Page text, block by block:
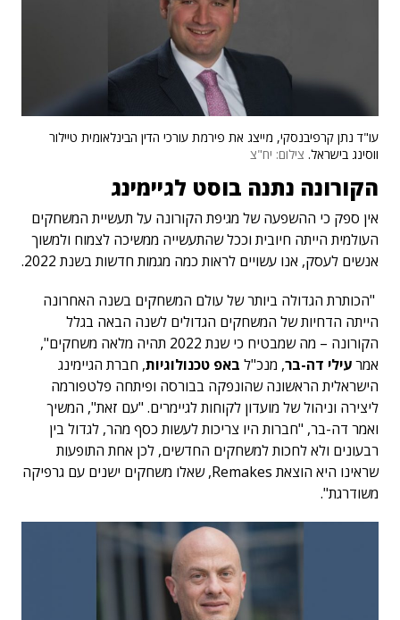
עו"ד נתן קרפיבנסקי, מייצג את פירמת עורכי הדין הבינלאומית טיילור
ווסינג בישראל. צילום: יח"צ
הקורונה נתנה בוסט לגיימינג
אין ספק כי ההשפעה של מגיפת הקורונה על תעשיית המשחקים
העולמית הייתה חיובית וככל שהתעשייה ממשיכה לצמוח ולמשוך
אנשים לעסק, אנו עשויים לראות כמה מגמות חדשות בשנת 2022.
"הכותרת הגדולה ביותר של עולם המשחקים בשנה האחרונה
הייתה הדחיות של המשחקים הגדולים לשנה הבאה בגלל
הקורונה – מה שמבטיח כי שנת 2022 תהיה מלאה משחקים",
אמרעילי דה-בר, מנכ"ל באפ טכנולוגיות, חברת הגיימינג
הישראלית הראשונה שהונפקה בבורסה ופיתחה פלטפורמה
ליצירה וניהול של מועדון לקוחות לגיימרים. "עם זאת", המשיך
ואמר דה-בר, "חברות היו צריכות לעשות כסף מהר, לגדול בין
רבעונים ולא לחכות למשחקים החדשים, לכן אחת התופעות
שראינו היא הוצאת Remakes, שאלו משחקים ישנים עם גרפיקה
משודרגת".